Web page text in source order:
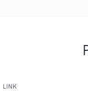
LINK